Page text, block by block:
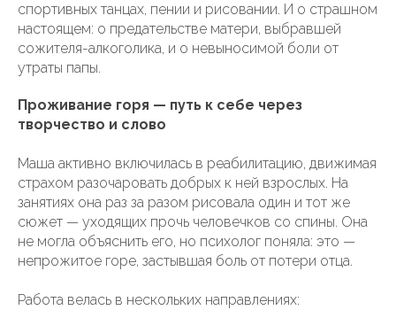
спортивных танцах, пении и рисовании. И о страшном
настоящем: о предательстве матери, выбравшей
сожителя-алкоголика, и о невыносимой боли от
утраты папы.
Проживание горя — путь к себе через
творчество и слово
Маша активно включилась в реабилитацию, движимая
страхом разочаровать добрых к ней взрослых. На
занятиях она раз за разом рисовала один и тот же
сюжет — уходящих прочь человечков со спины. Она
не могла объяснить его, но психолог поняла: это —
непрожитое горе, застывшая боль от потери отца.
Работа велась в нескольких направлениях: